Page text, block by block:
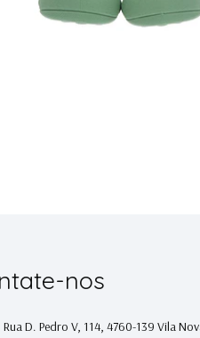
nos
Rua D. Pedro V, 114, 4760-139 Vila